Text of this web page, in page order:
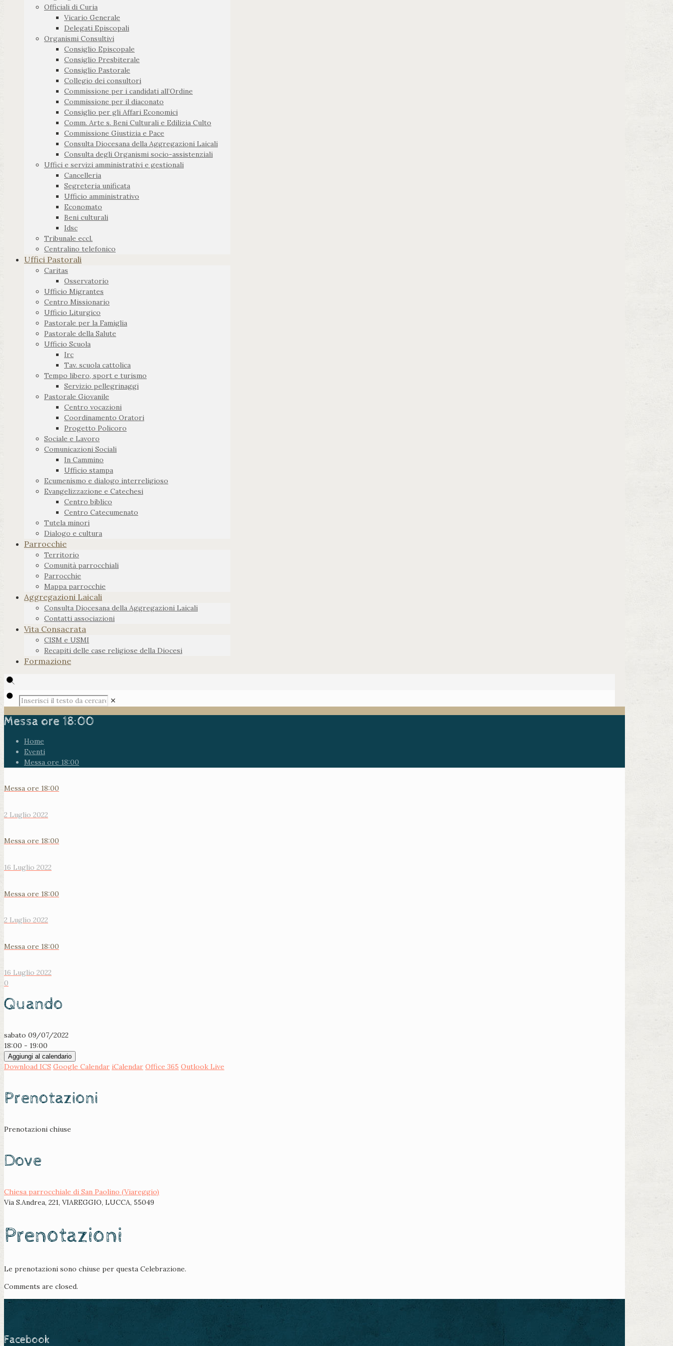
Officiali di Curia
Vicario Generale
Delegati Episcopali
Organismi Consultivi
Consiglio Episcopale
Consiglio Presbiterale
Consiglio Pastorale
Collegio dei consultori
Commissione per i candidati all’Ordine
Commissione per il diaconato
Consiglio per gli Affari Economici
Comm. Arte s. Beni Culturali e Edilizia Culto
Commissione Giustizia e Pace
Consulta Diocesana della Aggregazioni Laicali
Consulta degli Organismi socio-assistenziali
Uffici e servizi amministrativi e gestionali
Cancelleria
Segreteria unificata
Ufficio amministrativo
Economato
Beni culturali
Idsc
Tribunale eccl.
Centralino telefonico
Uffici Pastorali
Caritas
Osservatorio
Ufficio Migrantes
Centro Missionario
Ufficio Liturgico
Pastorale per la Famiglia
Pastorale della Salute
Ufficio Scuola
Irc
Tav. scuola cattolica
Tempo libero, sport e turismo
Servizio pellegrinaggi
Pastorale Giovanile
Centro vocazioni
Coordinamento Oratori
Progetto Policoro
Sociale e Lavoro
Comunicazioni Sociali
In Cammino
Ufficio stampa
Ecumenismo e dialogo interreligioso
Evangelizzazione e Catechesi
Centro biblico
Centro Catecumenato
Tutela minori
Dialogo e cultura
Parrocchie
Territorio
Comunità parrocchiali
Parrocchie
Mappa parrocchie
Aggregazioni Laicali
Consulta Diocesana della Aggregazioni Laicali
Contatti associazioni
Vita Consacrata
CISM e USMI
Recapiti delle case religiose della Diocesi
Formazione
✕
Messa ore 18:00
Home
Eventi
Messa ore 18:00
Messa ore 18:00
2 Luglio 2022
Messa ore 18:00
16 Luglio 2022
Messa ore 18:00
2 Luglio 2022
Messa ore 18:00
16 Luglio 2022
0
Quando
sabato 09/07/2022
18:00 - 19:00
Aggiungi al calendario
Download ICS Google Calendar iCalendar Office 365 Outlook Live
Prenotazioni
Prenotazioni chiuse
Dove
Chiesa parrocchiale di San Paolino (Viareggio)
Via S.Andrea, 221, VIAREGGIO, LUCCA, 55049
Prenotazioni
Le prenotazioni sono chiuse per questa Celebrazione.
Comments are closed.
Facebook